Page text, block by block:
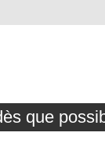
que